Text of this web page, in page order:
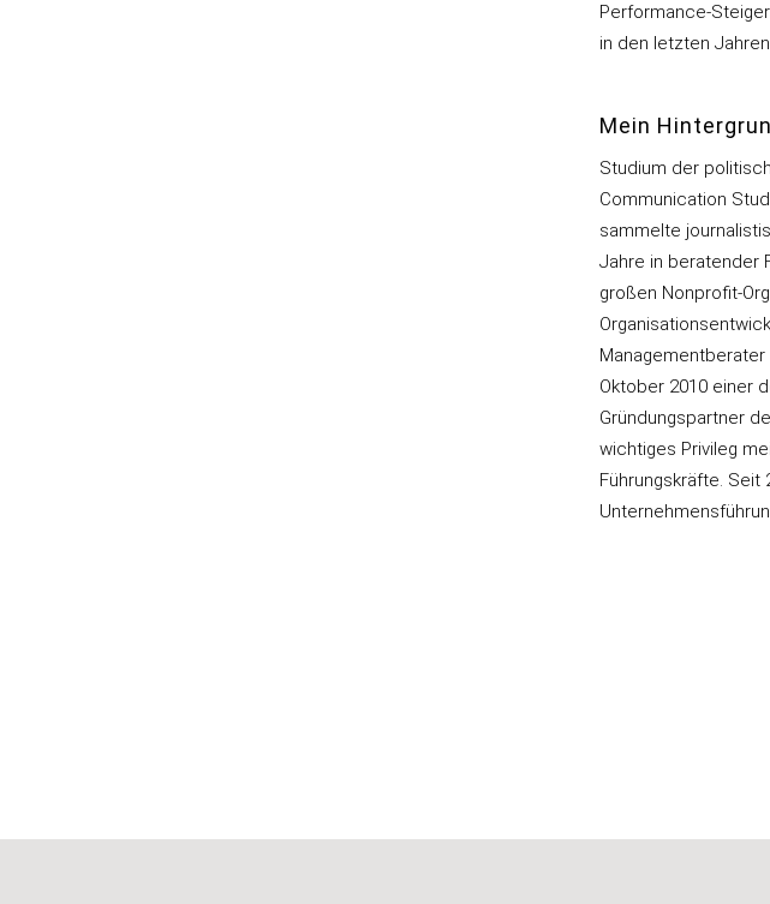
Performance-
in den letzten
Mein
Studium der
Communication
sammelte
Jahre in beratender
großen Nonprofit-
Oktober 2010 einer
Gründungspartner
wichtiges Privileg
Führungskräfte.